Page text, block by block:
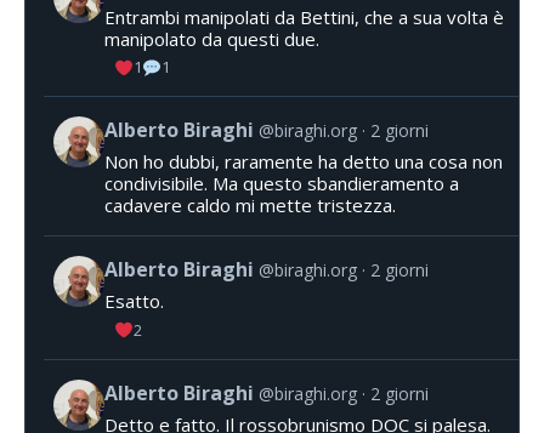
Entrambi manipolati da Bettini, che a sua volta è
manipolato da questi due.
1 1
Alberto Biraghi @biraghi.org 2 giorni
Non ho dubbi, raramente ha detto una cosa non
condivisibile. Ma questo sbandieramento a
cadavere caldo mi mette tristezza.
Alberto Biraghi @biraghi.org 2 giorni
Esatto.
2
Alberto Biraghi @biraghi.org 2 giorni
Detto e fatto. Il rossobrunismo DOC si palesa.